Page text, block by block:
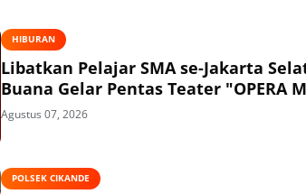
HIBURAN
Libatkan Pelajar SMA se-Jakarta
Buana Gelar Pentas Teater "OPERA
Agustus 07, 2026
POLSEK CIKANDE